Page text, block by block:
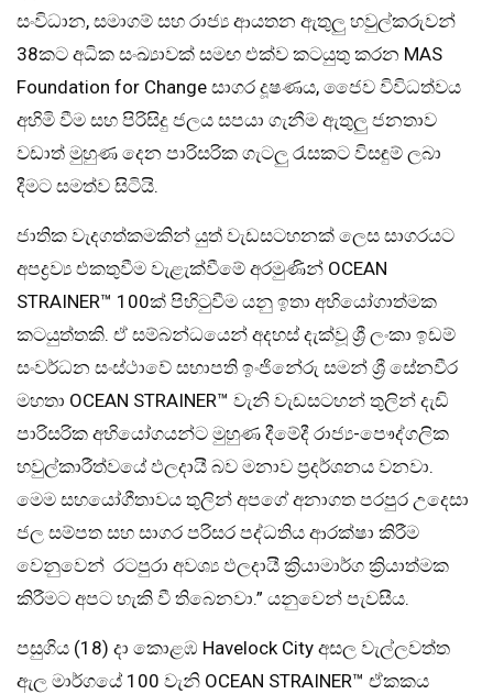
සංවිධාන, සමාගම් සහ රාජ්‍ය ආයතන ඇතුලු හවුල්කරුවන්
38කට අධික සංඛ්‍යාවක් සමඟ එක්ව කටයුතු කරන MAS
Foundation for Change සාගර දූෂණය, ජෛව විවිධත්වය
අහිමි වීම සහ පිරිසිදු ජලය සපයා ගැනීම ඇතුලු ජනතාව
වඩාත් මුහුණ දෙන පාරිසරික ගැටලු රැසකට විසඳුම් ලබා
දීමට සමත්ව සිටියි.
ජාතික වැදගත්කමකින් යුත් වැඩසටහනක් ලෙස සාගරයට
අපද්‍රව්‍ය එකතුවීම වැළැක්වීමේ අරමුණින් OCEAN
STRAINER™ 100ක් පිහිටුවීම යනු ඉතා අභියෝගාත්මක
කටයුත්තකි. ඒ සම්බන්ධයෙන් අදහස් දැක්වූ ශ්‍රී ලංකා ඉඩම්
සංවර්ධන සංස්ථාවේ සභාපති ඉංජිනේරු සමන් ශ්‍රී සේනවීර
මහතා OCEAN STRAINER™ වැනි වැඩසටහන් තුලින් දැඩි
පාරිසරික අභියෝගයන්ට මුහුණ දීමේදී රාජ්‍ය-පෞද්ගලික
හවුල්කාරීත්වයේ ඵලදායී බව මනාව ප්‍රදර්ශනය වනවා.
මෙම සහයෝගීතාවය තුලින් අපගේ අනාගත පරපුර උදෙසා
ජල සම්පත සහ සාගර පරිසර පද්ධතිය ආරක්ෂා කිරීම
වෙනුවෙන් රටපුරා අවශ්‍ය ඵලදායී ක්‍රියාමාර්ග ක්‍රියාත්මක
කිරීමට අපට හැකි වී තිබෙනවා.” යනුවෙන් පැවසීය.
පසුගිය (18) දා කොළඹ Havelock City අසල වැල්ලවත්ත
ඇල මාර්ගයේ 100 වැනි OCEAN STRAINER™ ඒකකය